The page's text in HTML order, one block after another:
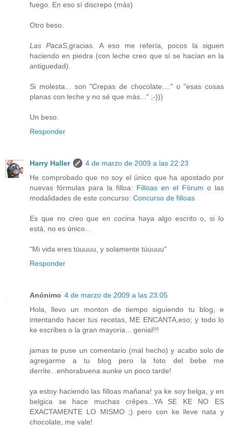
fuego. En eso sí discrepo (más)
Otro beso.
Las PacaS,gracias. A eso me refería, pocos la siguen
haciendo en piedra (con leche creo que sí se hacían en la
antiguedad).
Si molesta... son "Crepas de chocolate...." o "esas cosas
planas con leche y no sé que más..." ;-)))
Un beso.
Responder
Harry Haller
4 de marzo de 2009 a las 22:23
He comprobado que no soy el único que ha apostado por
nuevas fórmulas para la filloa: Filloas en el Fórum o las
modalidades de este concurso: Concurso de filloas
Es que no creo que en cocina haya algo escrito o, si lo
está, no es único...
"Mi vida eres túuuuu, y solamente túuuuu"
Responder
Anónimo 4 de marzo de 2009 a las 23:05
Hola, llevo un monton de tiempo siguiendo tu blog, e
intentando hacer tus recetas, ME ENCANTA,eso; y todo lo
ke escribes o la gran mayoria... genial!!!
jamas te puse un comentario (mal hecho) y acabo solo de
agregarme a tu blog pero la foto del bebe me
derrite...enhorabuena aunke un poco tarde!
ya estoy haciendo las filloas mañana! ya ke soy belga, y en
belgica se hace muchas crêpes...YA SE KE NO ES
EXACTAMENTE LO MISMO ;) pero con ke lleve nata y
chocolate, me vale!